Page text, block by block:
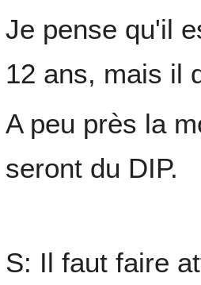
Je pense qu'il
12 ans, mais il
A peu près la
seront du DIP.
S: Il faut faire